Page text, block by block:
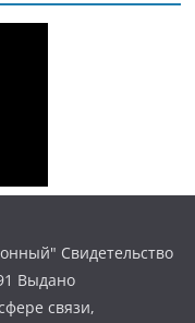
Свидетельство
Выдано
связи,